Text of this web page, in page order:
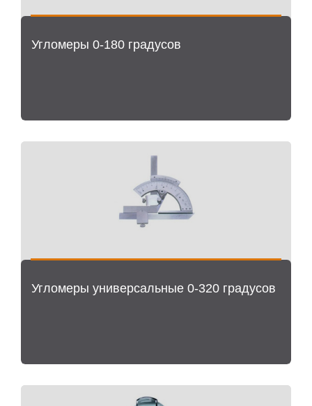
Угломеры 0-180 градусов
Угломеры универсальные 0-320 градусов